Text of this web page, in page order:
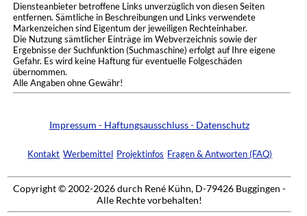
Diensteanbieter betroffene Links unverzüglich von diesen Seiten
entfernen. Sämtliche in Beschreibungen und Links verwendete
Markenzeichen sind Eigentum der jeweiligen Rechteinhaber.
Die Nutzung sämtlicher Einträge im Webverzeichnis sowie der
Ergebnisse der Suchfunktion (Suchmaschine) erfolgt auf Ihre eigene
Gefahr. Es wird keine Haftung für eventuelle Folgeschäden
übernommen.
Alle Angaben ohne Gewähr!
Impressum - Haftungsausschluss - Datenschutz
Kontakt Werbemittel Projektinfos Fragen & Antworten (FAQ)
Copyright © 2002-2026 durch René Kühn, D-79426 Buggingen -
Alle Rechte vorbehalten!